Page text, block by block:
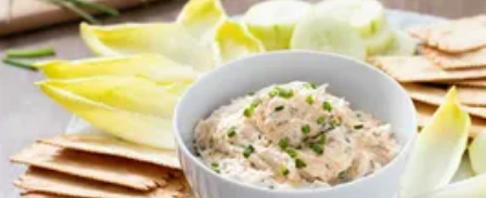
Polityka
Społeczeństwo
Wojna na Ukrainie